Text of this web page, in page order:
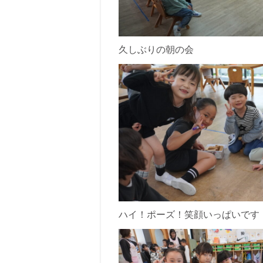
久しぶりの朝の会
ハイ！ポーズ！笑顔いっぱいです